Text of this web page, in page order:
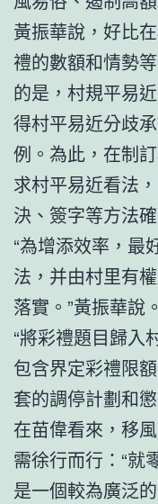
黃振華說，好比
禮的數額和情勢
的是，村規平易
得村平易近分歧
例。為此，在制
求村平易近看法
決、簽字等方法
“為增添效率，最
法，并由村里有
落實。”黃振華說。
“將彩禮題目歸入
包含界定彩禮限
套的調停計劃和
在苗偉看來，移
需徐行而行：“就
是一個較為廣泛